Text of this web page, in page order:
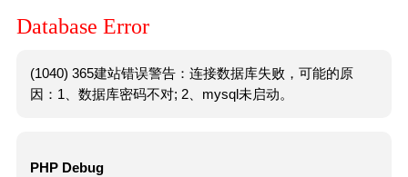
Database Error
(1040) 365建站错误警告：连接数据库失败，可能的原
因：1、数据库密码不对; 2、mysql未启动。
PHP Debug